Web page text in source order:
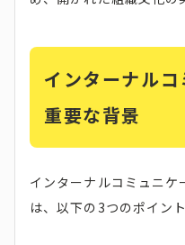
インターナル
重要な背景
インターナルコミュニ
は、以下の3つのポイン